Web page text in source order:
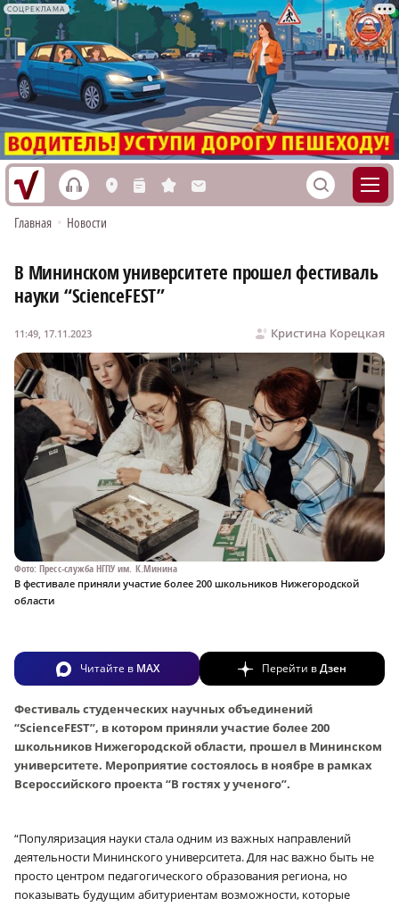
СОЦРЕКЛАМА
h L n s M S
Главная • Новости
В Мининском университете прошел фестиваль
науки “ScienceFEST”
Кристина Корецкая
11:49, 17.11.2023
Фото: Пресс-служба НГПУ им. К.Минина
В фестивале приняли участие более 200 школьников Нижегородской
области
Читайте в MAX Перейти вДзен
Фестиваль студенческих научных объединений
“ScienceFEST”, в котором приняли участие более 200
школьников Нижегородской области, прошел в Мининском
университете. Мероприятие состоялось в ноябре в рамках
Всероссийского проекта “В гостях у ученого”.
“Популяризация науки стала одним из важных направлений
деятельности Мининского университета. Для нас важно быть не
просто центром педагогического образования региона, но
показывать будущим абитуриентам возможности, которые